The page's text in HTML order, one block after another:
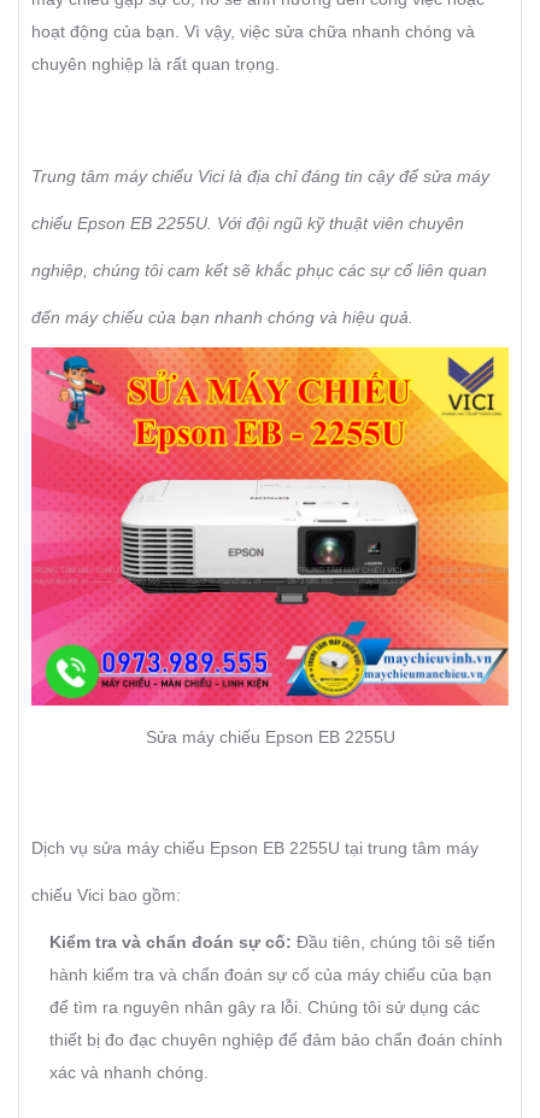
hoạt động của bạn. Vì vậy, việc sửa chữa nhanh chóng và
chuyên nghiệp là rất quan trọng.
Trung tâm máy chiếu Vici là địa chỉ đáng tin cậy để sửa máy
chiếu Epson EB 2255U. Với đội ngũ kỹ thuật viên chuyên
nghiệp, chúng tôi cam kết sẽ khắc phục các sự cố liên quan
đến máy chiếu của bạn nhanh chóng và hiệu quả.
Sửa máy chiếu Epson EB 2255U
Dịch vụ sửa máy chiếu Epson EB 2255U tại trung tâm máy
chiếu Vici bao gồm:
Kiểm tra và chẩn đoán sự cố: Đầu tiên, chúng tôi sẽ tiến
hành kiểm tra và chẩn đoán sự cố của máy chiếu của bạn
để tìm ra nguyên nhân gây ra lỗi. Chúng tôi sử dụng các
thiết bị đo đạc chuyên nghiệp để đảm bảo chẩn đoán chính
xác và nhanh chóng.